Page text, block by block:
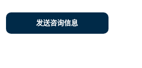
发送咨询信息